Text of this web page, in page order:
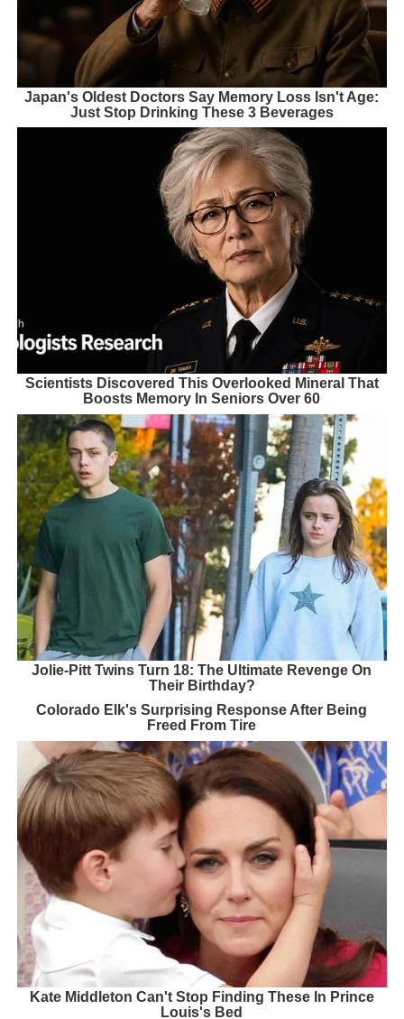
Japan's Oldest Doctors Say Memory Loss Isn't Age:
Just Stop Drinking These 3 Beverages
Scientists Discovered This Overlooked Mineral That
Boosts Memory In Seniors Over 60
Jolie-Pitt Twins Turn 18: The Ultimate Revenge On
Their Birthday?
Colorado Elk's Surprising Response After Being
Freed From Tire
Kate Middleton Can't Stop Finding These In Prince
Louis's Bed